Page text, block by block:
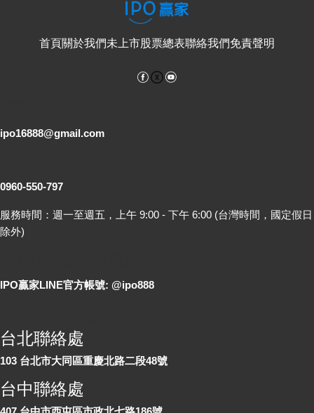
首頁關於我們未上市股票總表聯絡我們免責聲明
Facebook
ipo16888@gmail.com
0960-550-797
服務時間：週一至週五，上午 9:00 - 下午 6:00 (台灣時間，國定假日
除外)
IPO贏家LINE官方帳號: @ipo888
台北聯絡處
103 台北市大同區重慶北路二段48號
台中聯絡處